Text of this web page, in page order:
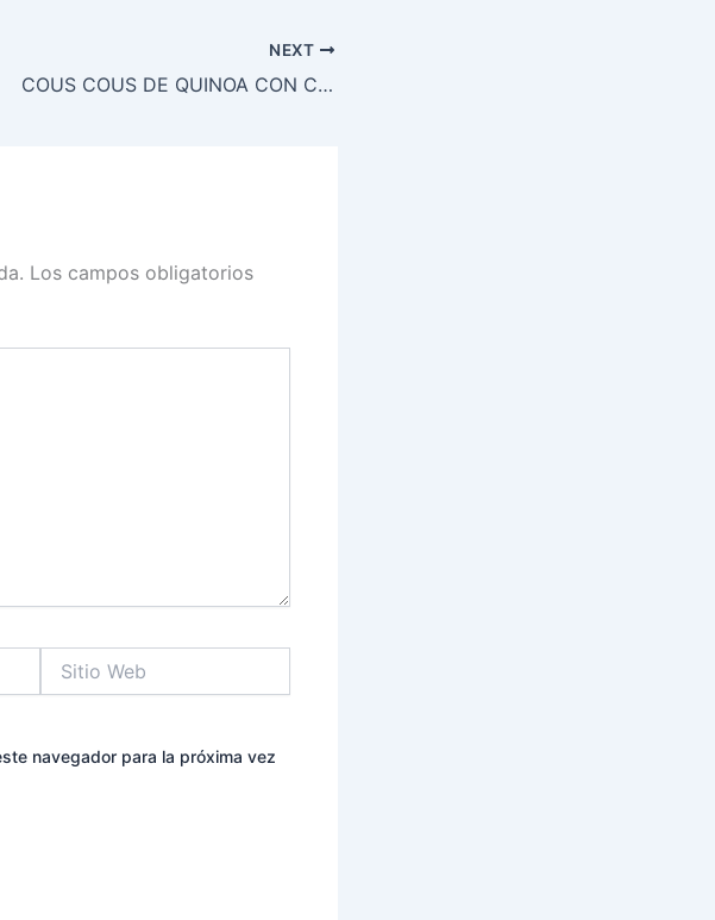
NEXT
COUS COUS DE QUINOA CON CHAMPIÑONES, TOMILLO FRESCO Y AJO
Los campos obligatorios
Web
navegador para la próxima vez